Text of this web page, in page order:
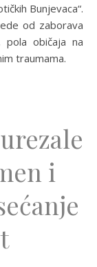
Bunjevaca“.
od zaborava
običaja na
traumama.
i